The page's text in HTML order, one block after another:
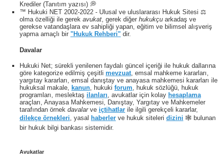
Krediler (Tanıtım yazısı) 💭
™ Hukuki NET 2002-2022 - Ulusal ve uluslararası Hukuk Sitesi ⚖️
olma özelliği ile gerek avukat, gerek diğer hukukçu arkadaş ve
gerekse vatandaşlara ev sahipliği yapan, eğitim ve bilimsel alışveriş
yapma amaçlı bir "Hukuk Rehberi" dir.
Davalar
Hukuki Net; sürekli yenilenen faydalı güncel içeriği ile hukuk dallarına
göre kategorize edilmiş çeşitli mevzuat, emsal mahkeme kararları,
yargıtay kararları, emsal danıştay ve anayasa mahkemesi kararları ile
hukuksal makale, kanun, hukuki forum, hukuk sözlüğü, hukuk
programları, meslektaş ilanları, avukatlar için kolay hesaplama
araçları, Anayasa Mahkemesi, Danıştay, Yargıtay ve Mahkemeler
tarafından örnek davalarve içtihatlar ile ilgili gerekçeli kararlar,
dilekçe örnekleri, yasal haberler ve hukuk siteleri dizini 🕸 bulunan
bir hukuk bilgi bankası sistemidir.
Avukatlar